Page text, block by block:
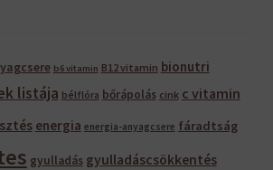
b6 vitamin B12 vitamin bionutri
listája bélflóra bőrápolás cink c vitamin
energia energia-anyagcsere fáradtság
gyulladás gyulladáscsökkentés